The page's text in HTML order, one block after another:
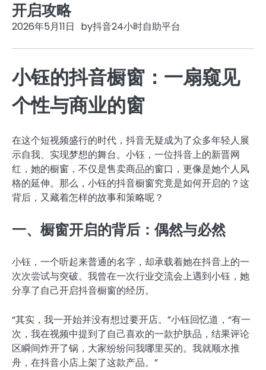
开启攻略
2026年5月11日 by抖音24小时自助平台
小钰的抖音橱窗：一扇窥见
个性与商业的窗
在这个短视频盛行的时代，抖音无疑成为了众多年轻人展
示自我、实现梦想的舞台。小钰，一位抖音上的新晋网
红，她的橱窗，不仅是售卖商品的窗口，更像是她个人风
格的延伸。那么，小钰的抖音橱窗究竟是如何开启的？这
背后，又藏着怎样的故事和策略呢？
一、橱窗开启的背后：偶然与必然
小钰，一个听起来普通的名字，却承载着她在抖音上的一
次次尝试与突破。我曾在一次行业交流会上遇到小钰，她
分享了自己开启抖音橱窗的经历。
“其实，我一开始并没有想过要开店。”小钰回忆道，“有一
次，我在视频中提到了自己喜欢的一款护肤品，结果评论
区瞬间炸开了锅，大家纷纷问我哪里买的。我就顺水推
舟，在抖音小店上架了这款产品。”